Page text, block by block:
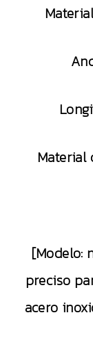
Material
[Modelo:
preciso
acero